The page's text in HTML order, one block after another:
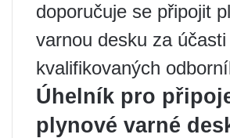
doporučuje se připojit
varnou desku za účasti
kvalifikovaných
Úhelník pro
plynové varné